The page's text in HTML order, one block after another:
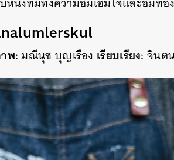
พ:มณีนุช บุญเรือง เรียบเรียง: จินต